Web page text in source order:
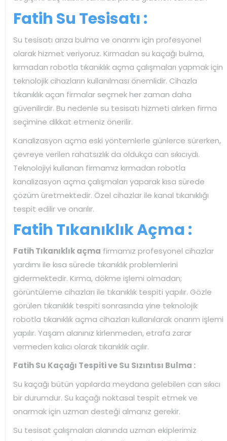
Fatih Su Tesisatı :
Su tesisatı arıza bulma ve onarımı için profesyonel
olarak hizmet veriyoruz. Kırmadan su kaçağı bulma,
kırmadan robotla tıkanıklık açma çalışmaları yapmak için
teknolojik cihazların kullanılması önemlidir. Cihazla
tıkanıklık açan firmalar seçmek her zaman daha
güvenilirdir. Bu nedenle su tesisatı hizmeti alırken firma
seçimine dikkat etmeniz önerilir.
Kanalizasyon açma eski yöntemlerle günlerce sürerken,
çevreye verilen rahatsızlık da oldukça can sıkıcıydı.
Teknolojiyi kullanan firmamız kırmadan robotla
kanalizasyon açma çalışmaları yaparak kısa sürede
çözüm üretmektedir. Özel cihazlar ile kanal tıkanıklığı
tespit edilir ve onarılır.
Fatih Tıkanıklık Açma :
Fatih Tıkanıklık açma firmamız profesyonel cihazlar
yardımı ile kısa sürede tıkanıklık problemlerini
gidermektedir. Kırma, dökme işlemi olmadan;
görüntüleme cihazları ile tıkanıklık tespiti yapılır. Gözle
görülen tıkanıklık tespiti sonrasında yine teknolojik
robotla tıkanıklık açma cihazları kullanılarak onarım işlemi
yapılır. Yaşam alanınız kirlenmeden, etrafa zarar
vermeden kalıcı olarak tıkanıklık açılır.
Fatih Su Kaçağı Tespiti ve Su Sızıntısı Bulma :
Su kaçağı bütün yapılarda meydana gelebilen can sıkıcı
bir durumdur. Su kaçağı noktasal tespit etmek ve
onarmak için uzman desteği almanız gerekir.
Su tesisat çalışmaları alanında uzman ekiplerimiz